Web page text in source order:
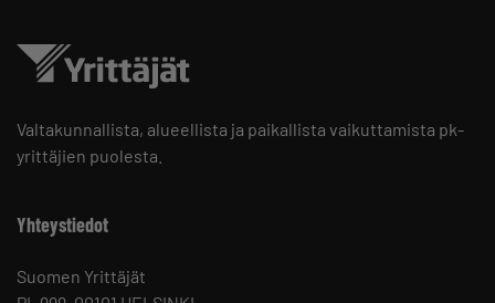
Valtakunnallista, alueellista ja paikallista vaikuttamista pk-
yrittäjien puolesta.
Yhteystiedot
Suomen Yrittäjät